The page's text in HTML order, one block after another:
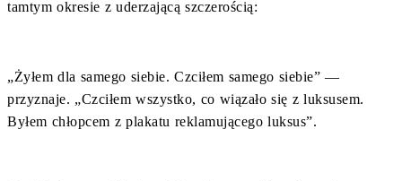
tamtym okresie z uderzającą szczerością:
„Żyłem dla samego siebie. Czciłem samego siebie” —
przyznaje. „Czciłem wszystko, co wiązało się z luksusem.
Byłem chłopcem z plakatu reklamującego luksus”.